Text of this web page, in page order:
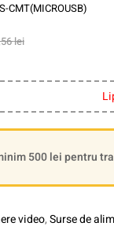
CMT(MICROUSB)
lei
500 lei pentru
video,Surse de